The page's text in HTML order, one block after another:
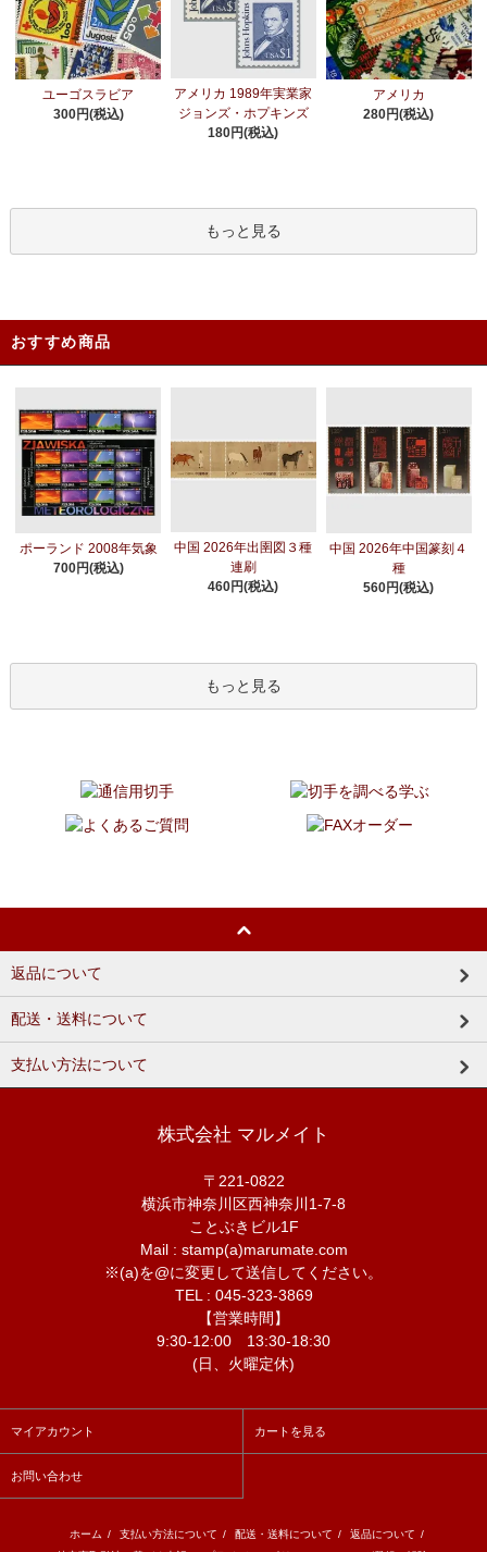
ユーゴスラビア
300円(税込)
アメリカ 1989年実業家
ジョンズ・ホプキンズ
180円(税込)
アメリカ
280円(税込)
もっと見る
おすすめ商品
ポーランド 2008年気象
700円(税込)
中国 2026年出圉図３種
連刷
460円(税込)
中国 2026年中国篆刻４
種
560円(税込)
もっと見る
返品について
配送・送料について
支払い方法について
株式会社 マルメイト
〒221-0822
横浜市神奈川区西神奈川1-7-8
ことぶきビル1F
Mail : stamp(a)marumate.com
※(a)を@に変更して送信してください。
TEL : 045-323-3869
【営業時間】
9:30-12:00 13:30-18:30
(日、火曜定休)
マイアカウント カートを見る
お問い合わせ
ホーム / 支払い方法について / 配送・送料について / 返品について /